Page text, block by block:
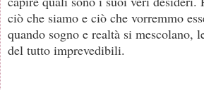
ciò che siamo e ciò che vorremmo
quando sogno e realtà si mescolano,
del tutto imprevedibili.